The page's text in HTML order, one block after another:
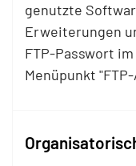
genutzte
Erweiterungen
FTP-Passwort
Menüpunkt "FTP-